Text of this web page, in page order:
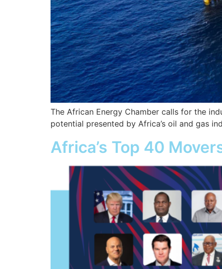
The African Energy Chamber calls for the
potential presented by Africa’s oil and gas
Africa’s Top 40